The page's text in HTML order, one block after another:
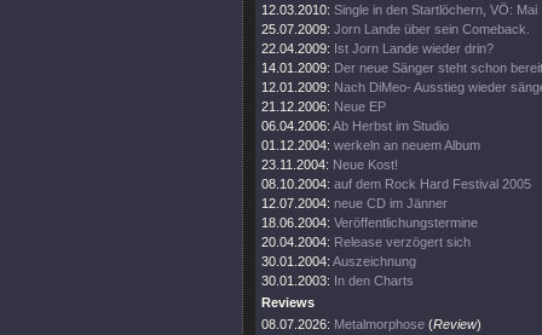
12.03.2010: Single in den Startlöchern, VÖ: Mai
25.07.2009: Jorn Lande über sein Comeback.
22.04.2009: Ist Jorn Lande wieder drin?
14.01.2009: Der neue Sänger steht schon
12.01.2009: Nach DiMeo- Ausstieg wieder
21.12.2006: Neue EP
06.04.2006: Ab Herbst im Studio
01.12.2004: werkeln an neuem Album
23.11.2004: Neue Kost!
08.10.2004: auf dem Rock Hard Festival 2005
12.07.2004: neue CD im Jänner
18.06.2004: Veröffentlichungstermine
20.04.2004: Release verzögert sich
30.01.2004: Auszeichnung
30.01.2003: In den Charts
Reviews
08.07.2026: Metalmorphose (Review)